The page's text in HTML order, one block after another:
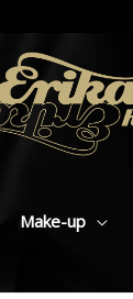
Make-up